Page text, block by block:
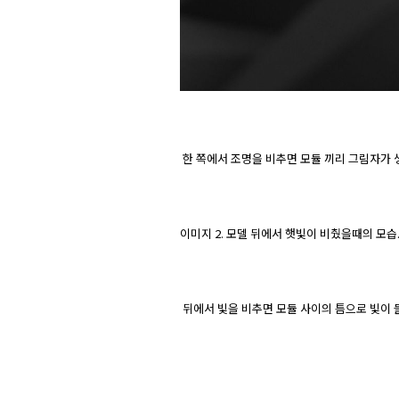
한 쪽에서 조명을 비추면 모듈 끼리 그림자가
이미지 2. 모델 뒤에서 햇빛이 비췄을때의 모
뒤에서 빛을 비추면 모듈 사이의 틈으로 빛